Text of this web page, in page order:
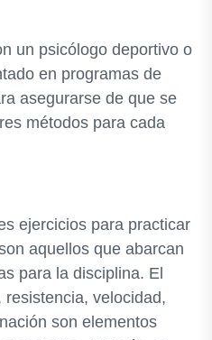
un psicólogo deportivo o
en programas de
asegurarse de que se
métodos para cada
ejercicios para practicar
aquellos que abarcan
para la disciplina. El
velocidad,
son elementos